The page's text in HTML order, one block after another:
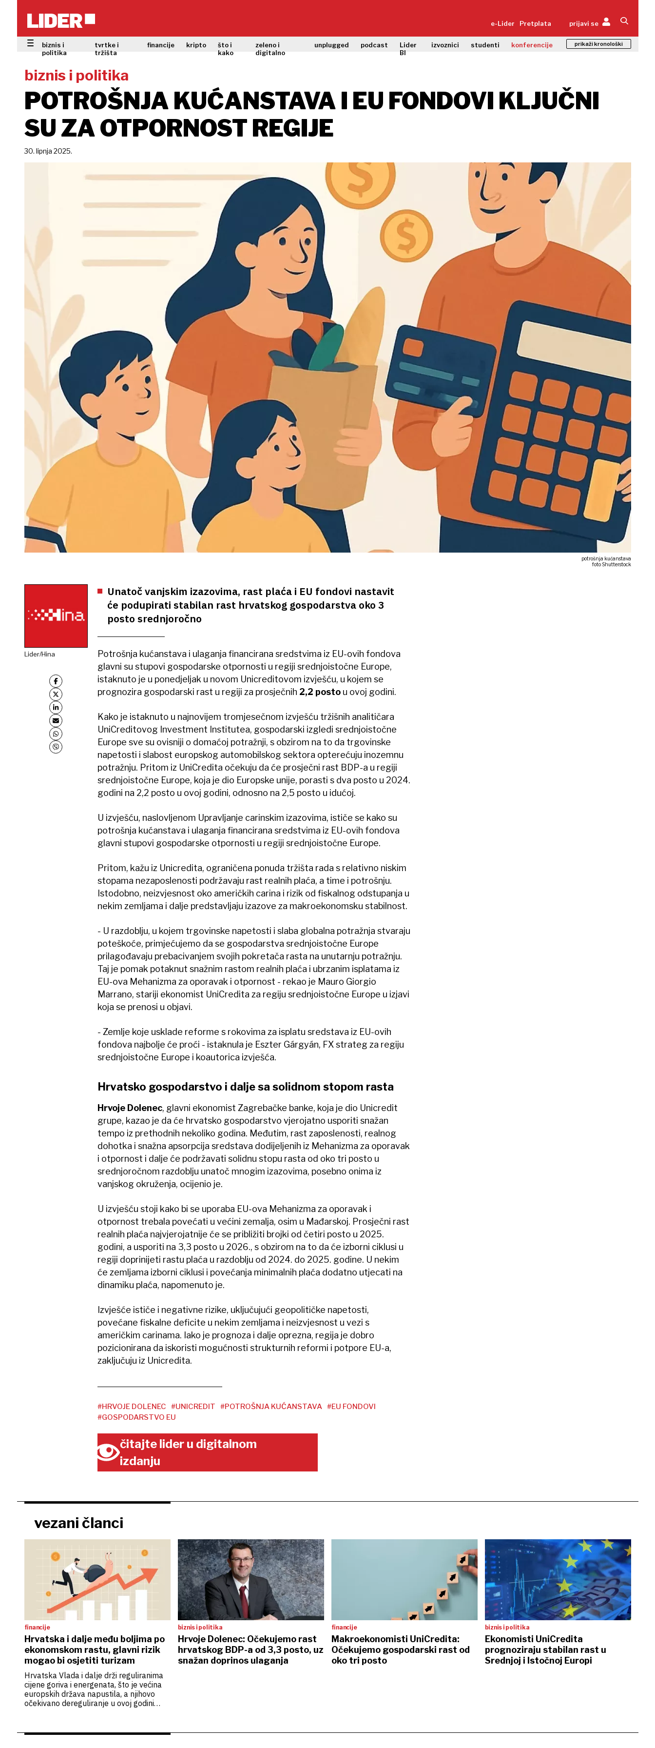
e-Lider Pretplata prijavi se
biznis i
politika
tvrtke i
tržišta
financije kripto
što i
kako
zeleno i
digitalno
unplugged podcast
Lider
BI
izvoznici studenti konferencije prikaži kronološki
biznis i politika
POTROŠNJA KUĆANSTAVA I EU FONDOVI KLJUČNI
SU ZA OTPORNOST REGIJE
30. lipnja 2025.
potrošnja kućanstava
foto Shutterstock
Lider/Hina
Unatoč vanjskim izazovima, rast plaća i EU fondovi nastavit
će podupirati stabilan rast hrvatskog gospodarstva oko 3
posto srednjoročno
Potrošnja kućanstava i ulaganja financirana sredstvima iz EU-ovih fondova
glavni su stupovi gospodarske otpornosti u regiji srednjoistočne Europe,
istaknuto je u ponedjeljak u novom Unicreditovom izvješću, u kojem se
prognozira gospodarski rast u regiji za prosječnih 2,2 postou ovoj godini.
Kako je istaknuto u najnovijem tromjesečnom izvješću tržišnih analitičara
UniCreditovog Investment Institutea, gospodarski izgledi srednjoistočne
Europe sve su ovisniji o domaćoj potražnji, s obzirom na to da trgovinske
napetosti i slabost europskog automobilskog sektora opterećuju inozemnu
potražnju. Pritom iz UniCredita očekuju da će prosječni rast BDP-a u regiji
srednjoistočne Europe, koja je dio Europske unije, porasti s dva posto u 2024.
godini na 2,2 posto u ovoj godini, odnosno na 2,5 posto u idućoj.
U izvješću, naslovljenom Upravljanje carinskim izazovima, ističe se kako su
potrošnja kućanstava i ulaganja financirana sredstvima iz EU-ovih fondova
glavni stupovi gospodarske otpornosti u regiji srednjoistočne Europe.
Pritom, kažu iz Unicredita, ograničena ponuda tržišta rada s relativno niskim
stopama nezaposlenosti podržavaju rast realnih plaća, a time i potrošnju.
Istodobno, neizvjesnost oko američkih carina i rizik od fiskalnog odstupanja u
nekim zemljama i dalje predstavljaju izazove za makroekonomsku stabilnost.
- U razdoblju, u kojem trgovinske napetosti i slaba globalna potražnja stvaraju
poteškoće, primjećujemo da se gospodarstva srednjoistočne Europe
prilagođavaju prebacivanjem svojih pokretača rasta na unutarnju potražnju.
Taj je pomak potaknut snažnim rastom realnih plaća i ubrzanim isplatama iz
EU-ova Mehanizma za oporavak i otpornost - rekao je Mauro Giorgio
Marrano, stariji ekonomist UniCredita za regiju srednjoistočne Europe u izjavi
koja se prenosi u objavi.
- Zemlje koje usklade reforme s rokovima za isplatu sredstava iz EU-ovih
fondova najbolje će proći - istaknula je Eszter Gárgyán, FX strateg za regiju
srednjoistočne Europe i koautorica izvješća.
Hrvatsko gospodarstvo i dalje sa solidnom stopom rasta
Hrvoje Dolenec, glavni ekonomist Zagrebačke banke, koja je dio Unicredit
grupe, kazao je da će hrvatsko gospodarstvo vjerojatno usporiti snažan
tempo iz prethodnih nekoliko godina. Međutim, rast zaposlenosti, realnog
dohotka i snažna apsorpcija sredstava dodijeljenih iz Mehanizma za oporavak
i otpornost i dalje će podržavati solidnu stopu rasta od oko tri posto u
srednjoročnom razdoblju unatoč mnogim izazovima, posebno onima iz
vanjskog okruženja, ocijenio je.
U izvješću stoji kako bi se uporaba EU-ova Mehanizma za oporavak i
otpornost trebala povećati u većini zemalja, osim u Mađarskoj. Prosječni rast
realnih plaća najvjerojatnije će se približiti brojki od četiri posto u 2025.
godini, a usporiti na 3,3 posto u 2026., s obzirom na to da će izborni ciklusi u
regiji doprinijeti rastu plaća u razdoblju od 2024. do 2025. godine. U nekim
će zemljama izborni ciklusi i povećanja minimalnih plaća dodatno utjecati na
dinamiku plaća, napomenuto je.
Izvješće ističe i negativne rizike, uključujući geopolitičke napetosti,
povećane fiskalne deficite u nekim zemljama i neizvjesnost u vezi s
američkim carinama. Iako je prognoza i dalje oprezna, regija je dobro
pozicionirana da iskoristi mogućnosti strukturnih reformi i potpore EU-a,
zaključuju iz Unicredita.
#HRVOJE DOLENEC #UNICREDIT #POTROŠNJA KUĆANSTAVA #EU FONDOVI
#GOSPODARSTVO EU
čitajte lider u digitalnom
izdanju
vezani članci
financije
Hrvatska i dalje među boljima po
ekonomskom rastu, glavni rizik
mogao bi osjetiti turizam
Hrvatska Vlada i dalje drži reguliranima
cijene goriva i energenata, što je većina
europskih država napustila, a njihovo
očekivano dereguliranje u ovoj godini
biznis i politika
Hrvoje Dolenec: Očekujemo rast
hrvatskog BDP-a od 3,3 posto, uz
snažan doprinos ulaganja
financije
Makroekonomisti UniCredita:
Očekujemo gospodarski rast od
oko tri posto
biznis i politika
Ekonomisti UniCredita
prognoziraju stabilan rast u
Srednjoj i Istočnoj Europi